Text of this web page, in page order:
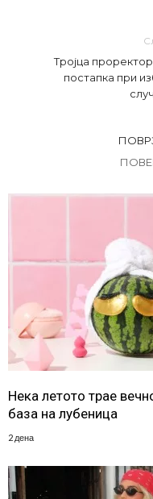
Тројца
постапка при
Нека летото трае
база на лубеница
2 дена